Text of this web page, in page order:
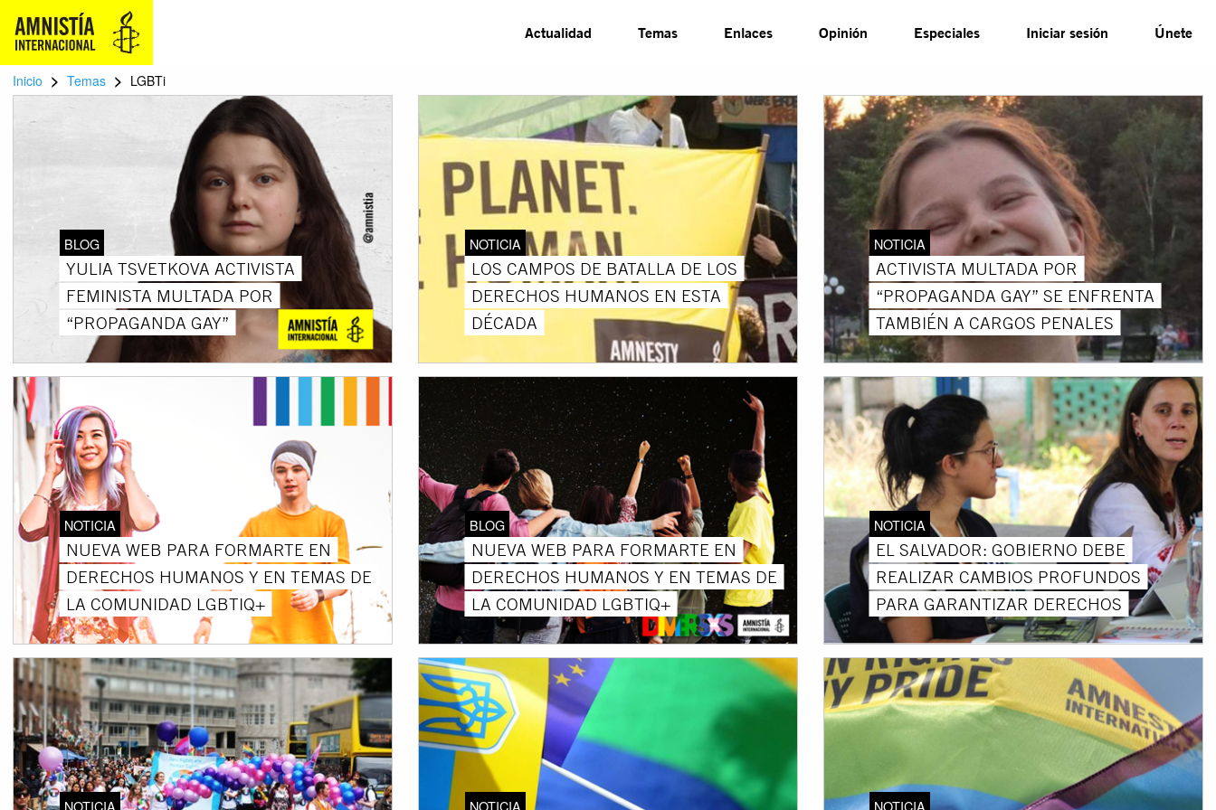
Actualidad Temas Enlaces Opinión Especiales Iniciar sesión Únete
Inicio > Temas > LGBTi
BLOG
YULIA TSVETKOVA ACTIVISTA
FEMINISTA MULTADA POR
“PROPAGANDA GAY”
NOTICIA
LOS CAMPOS DE BATALLA DE LOS
DERECHOS HUMANOS EN ESTA
DÉCADA
NOTICIA
ACTIVISTA MULTADA POR
“PROPAGANDA GAY” SE ENFRENTA
TAMBIÉN A CARGOS PENALES
NOTICIA
NUEVA WEB PARA FORMARTE EN
DERECHOS HUMANOS Y EN TEMAS DE
LA COMUNIDAD LGBTIQ+
BLOG
NUEVA WEB PARA FORMARTE EN
DERECHOS HUMANOS Y EN TEMAS DE
LA COMUNIDAD LGBTIQ+
NOTICIA
EL SALVADOR: GOBIERNO DEBE
REALIZAR CAMBIOS PROFUNDOS
PARA GARANTIZAR DERECHOS
NOTICIA NOTICIA NOTICIA